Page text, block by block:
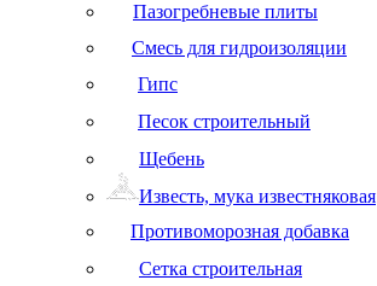
Пазогребневые плиты
Смесь для гидроизоляции
Гипс
Песок строительный
Щебень
Известь, мука известняковая
Противоморозная добавка
Сетка строительная